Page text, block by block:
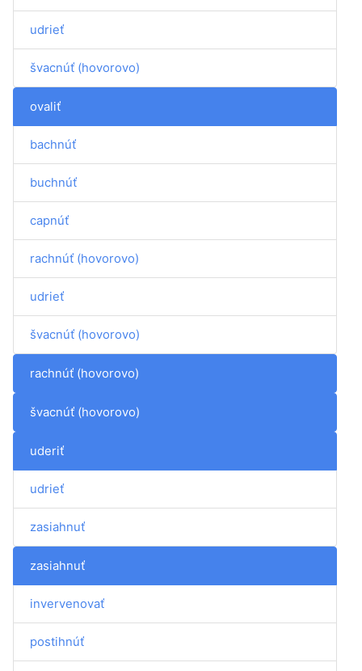
udrieť
švacnúť (hovorovo)
ovaliť
bachnúť
buchnúť
capnúť
rachnúť (hovorovo)
udrieť
švacnúť (hovorovo)
rachnúť (hovorovo)
švacnúť (hovorovo)
uderiť
udrieť
zasiahnuť
zasiahnuť
invervenovať
postihnúť